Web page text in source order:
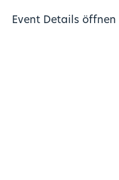
Event Details öffnen